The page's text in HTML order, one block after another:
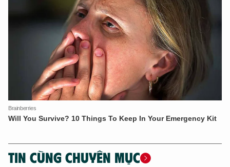
TIN CÙNG CHUYÊN MỤC
XIN CHÀO,
TÔI LÀ CHATBOT CỦA
Hãy hỏi tôi bất kỳ điều gì bạn cần biết về
An Ninh Thủ Đô nhé. Tôi sẵn sàng hỗ trợ!